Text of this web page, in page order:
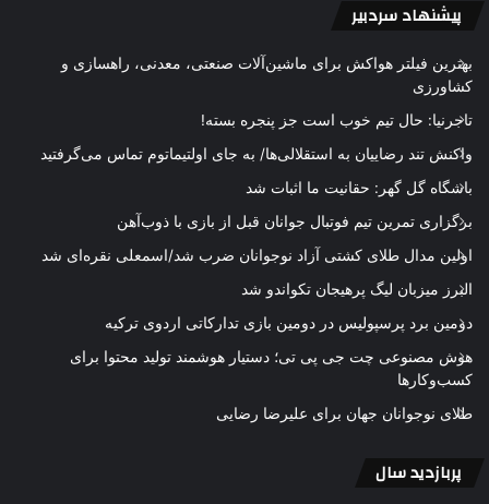
پیشنهاد سردبیر
بهترین فیلتر هواکش برای ماشین‌آلات صنعتی، معدنی، راهسازی و
کشاورزی
تاجرنیا: حال تیم خوب است جز پنجره بسته!
واکنش تند رضاییان به استقلالی‌ها/ به جای اولتیماتوم تماس می‌گرفتید
باشگاه گل گهر: حقانیت ما اثبات شد
برگزاری تمرین تیم فوتبال جوانان قبل از بازی با ذوب‌آهن
اولین مدال طلای کشتی آزاد نوجوانان ضرب شد/اسمعلی نقره‌ای شد
البرز میزبان لیگ پرهیجان تکواندو شد
دومین برد پرسپولیس در دومین بازی تدارکاتی اردوی ترکیه
هوش مصنوعی چت جی پی تی؛ دستیار هوشمند تولید محتوا برای
کسب‌وکارها
طلای نوجوانان جهان برای علیرضا رضایی
پربازدید سال